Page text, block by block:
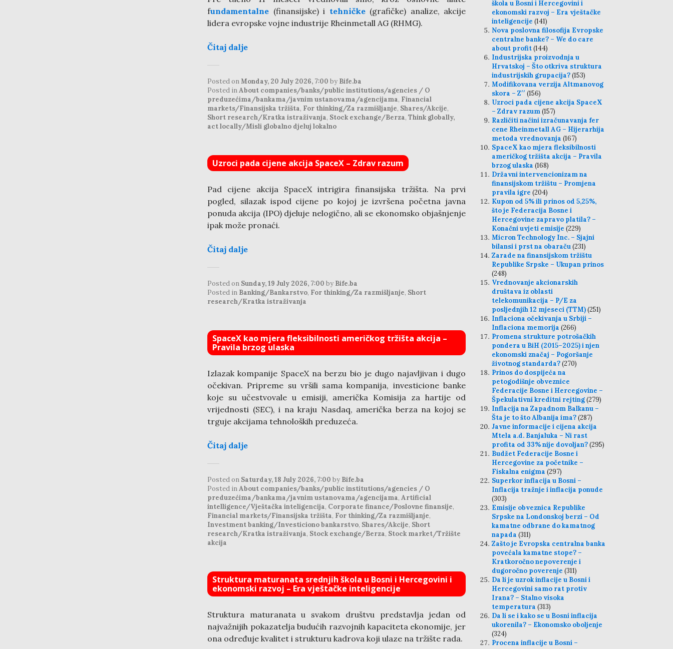
fundamentalne (finansijske) i tehničke(grafičke) analize, akcije
lidera evropske vojne industrije Rheinmetall AG (RHMG).
Čitaj dalje
Posted on Monday, 20 July 2026, 7:00 by Bife.ba
Posted inAbout companies/banks/public institutions/agencies / O
preduzećima/bankama/javnim ustanovama/agencijama, Financial
markets/Finansijska tržišta, For thinking/Za razmišljanje, Shares/Akcije,
Short research/Kratka istraživanja, Stock exchange/Berza, Think globally,
act locally/Misli globalno djeluj lokalno
Uzroci pada cijene akcija SpaceX – Zdrav razum
Pad cijene akcija SpaceX intrigira finansijska tržišta. Na prvi
pogled, silazak ispod cijene po kojoj je izvršena početna javna
ponuda akcija (IPO) djeluje nelogično, ali se ekonomsko objašnjenje
ipak može pronaći.
Čitaj dalje
Posted on Sunday, 19 July 2026, 7:00 by Bife.ba
Posted in Banking/Bankarstvo, For thinking/Za razmišljanje, Short
research/Kratka istraživanja
SpaceX kao mjera fleksibilnosti američkog tržišta akcija –
Pravila brzog ulaska
Izlazak kompanije SpaceX na berzu bio je dugo najavljivan i dugo
očekivan. Pripreme su vršili sama kompanija, investicione banke
koje su učestvovale u emisiji, američka Komisija za hartije od
vrijednosti (SEC), i na kraju Nasdaq, američka berza na kojoj se
trguje akcijama tehnoloških preduzeća.
Čitaj dalje
Posted on Saturday, 18 July 2026, 7:00 by Bife.ba
Posted inAbout companies/banks/public institutions/agencies / O
preduzećima/bankama/javnim ustanovama/agencijama, Artificial
intelligence/Vještačka inteligencija, Corporate finance/Poslovne finansije,
Financial markets/Finansijska tržišta, For thinking/Za razmišljanje,
Investment banking/Investiciono bankarstvo, Shares/Akcije, Short
research/Kratka istraživanja, Stock exchange/Berza, Stock market/Tržište
akcija
Struktura maturanata srednjih škola u Bosni i Hercegovini i
ekonomski razvoj – Era vještačke inteligencije
Struktura maturanata u svakom društvu predstavlja jedan od
najvažnijih pokazatelja budućih razvojnih kapaciteta ekonomije, jer
ona određuje kvalitet i strukturu kadrova koji ulaze na tržište rada.
škola u Bosni i Hercegovini i
ekonomski razvoj – Era vještačke
inteligencije (141)
Nova poslovna filosofija Evropske
centralne banke? – We do care
about profit(144)
Industrijska proizvodnja u
Hrvatskoj – Što otkriva struktura
industrijskih grupacija?(153)
Modifikovana verzija Altmanovog
skora – Z′′ (156)
Uzroci pada cijene akcija SpaceX
– Zdrav razum(157)
Različiti načini izračunavanja fer
cene Rheinmetall AG – Hijerarhija
metoda vrednovanja (167)
SpaceX kao mjera fleksibilnosti
američkog tržišta akcija – Pravila
brzog ulaska (168)
Državni intervencionizam na
finansijskom tržištu – Promjena
pravila igre (204)
Kupon od 5% ili prinos od 5,25%,
što je Federacija Bosne i
Hercegovine zapravo platila? –
Konačni uvjeti emisije (229)
Micron Technology Inc. – Sjajni
bilansi i prst na obaraču(231)
Zarade na finansijskom tržištu
Republike Srpske – Ukupan prinos
(248)
Vrednovanje akcionarskih
društava iz oblasti
telekomunikacija – P/E za
posljednjih 12 mjeseci (TTM)(251)
Inflaciona očekivanja u Srbiji –
Inflaciona memorija (266)
Promena strukture potrošačkih
pondera u BiH (2015–2025) i njen
ekonomski značaj – Pogoršanje
životnog standarda?(270)
Prinos do dospijeća na
petogodišnje obveznice
Federacije Bosne i Hercegovine –
Špekulativni kreditni rejting(279)
Inflacija na Zapadnom Balkanu –
Šta je to što Albanija ima?(287)
Javne informacije i cijena akcija
Mtela a.d. Banjaluka – Ni rast
profita od 33% nije dovoljan?(295)
Budžet Federacije Bosne i
Hercegovine za početnike –
Fiskalna enigma (297)
Superkor inflacija u Bosni –
Inflacija tražnje i inflacija ponude
(303)
Emisije obveznica Republike
Srpske na Londonskoj berzi – Od
kamatne odbrane do kamatnog
napada (311)
Zašto je Evropska centralna banka
povećala kamatne stope? –
Kratkoročno nepoverenje i
dugoročno poverenje (311)
Da li je uzrok inflacije u Bosni i
Hercegovini samo rat protiv
Irana? – Stalno visoka
temperatura (313)
Da li se i kako se u Bosni inflacija
ukorenila? – Ekonomsko oboljenje
(324)
Procena inflacije u Bosni –